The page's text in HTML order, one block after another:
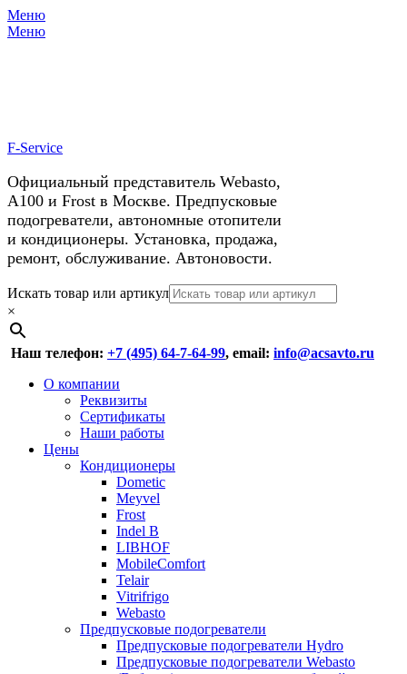
Меню
Меню
F-Service
Официальный представитель Webasto,
А100 и Frost в Москве. Предпусковые
подогреватели, автономные отопители
и кондиционеры. Установка, продажа,
ремонт, обслуживание. Автоновости.
Header
Right
Menu
Перейти
к
содержимому
Искать товар или артикул
×
Наш телефон: +7 (495) 64-7-64-99, email: info@acsavto.ru
Основное
Перейти
содержимому
О компании
Реквизиты
Сертификаты
Наши работы
Цены
Кондиционеры
Dometic
Meyvel
Frost
Indel B
LIBHOF
MobileComfort
Telair
Vitrifrigo
Webasto
Предпусковые подогреватели
Предпусковые подогреватели Hydro
Предпусковые подогреватели Webasto
У нас космические скидки на